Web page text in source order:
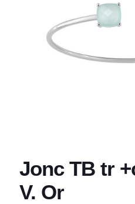
Jonc TB tr
V. Or